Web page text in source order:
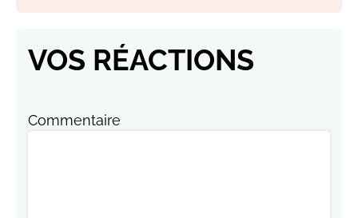
VOS RÉACTIONS
Commentaire